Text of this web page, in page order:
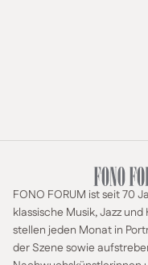
FONO FORUM ist seit 70
klassische Musik, Jazz
stellen jeden Monat in
der Szene sowie